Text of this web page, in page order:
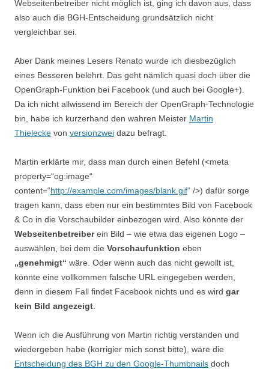
Webseitenbetreiber nicht möglich ist, ging ich davon aus, dass
also auch die BGH-Entscheidung grundsätzlich nicht
vergleichbar sei.
Aber Dank meines Lesers Renato wurde ich diesbezüglich
eines Besseren belehrt. Das geht nämlich quasi doch über die
OpenGraph-Funktion bei Facebook (und auch bei Google+).
Da ich nicht allwissend im Bereich der OpenGraph-Technologie
bin, habe ich kurzerhand den wahren Meister Martin
Thielecke von versionzwei dazu befragt.
Martin erklärte mir, dass man durch einen Befehl (<meta
property=“og:image“
content=“http://example.com/images/blank.gif“ />) dafür sorge
tragen kann, dass eben nur ein bestimmtes Bild von Facebook
& Co in die Vorschaubilder einbezogen wird. Also könnte der
Webseitenbetreiberein Bild – wie etwa das eigenen Logo –
auswählen, bei dem die Vorschaufunktion eben
„genehmigt“ wäre. Oder wenn auch das nicht gewollt ist,
könnte eine vollkommen falsche URL eingegeben werden,
denn in diesem Fall findet Facebook nichts und es wird gar
kein Bild angezeigt
Wenn ich die Ausführung von Martin richtig verstanden und
wiedergeben habe (korrigier mich sonst bitte), wäre die
Entscheidung des BGH zu den Google-Thumbnails doch